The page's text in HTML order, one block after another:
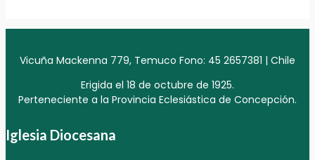
Vicuña Mackenna 779, Temuco Fono: 45 2657381 | Chile
Erigida el 18 de octubre de 1925.
Perteneciente a la Provincia Eclesiástica de Concepción.
Iglesia Diocesana